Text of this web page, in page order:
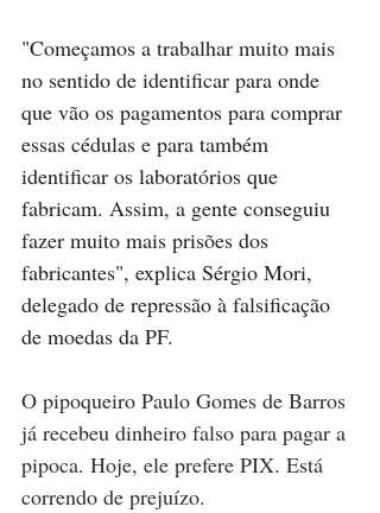
"Começamos a trabalhar muito mais
no sentido de identificar para onde
que vão os pagamentos para comprar
essas cédulas e para também
identificar os laboratórios que
fabricam. Assim, a gente conseguiu
fazer muito mais prisões dos
fabricantes", explica Sérgio Mori,
delegado de repressão à falsificação
de moedas da PF.
O pipoqueiro Paulo Gomes de Barros
já recebeu dinheiro falso para pagar a
pipoca. Hoje, ele prefere PIX. Está
correndo de prejuízo.